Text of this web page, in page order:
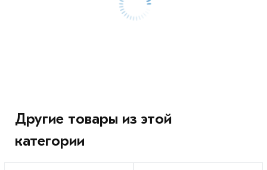
Другие товары из этой
категории